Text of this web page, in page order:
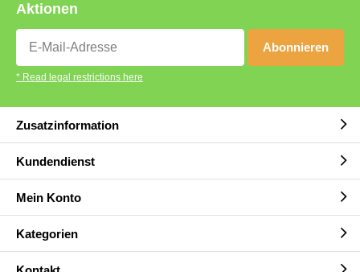
Aktionen
Abonnieren
* Read legal restrictions here
Zusatzinformation
Kundendienst
Mein Konto
Kategorien